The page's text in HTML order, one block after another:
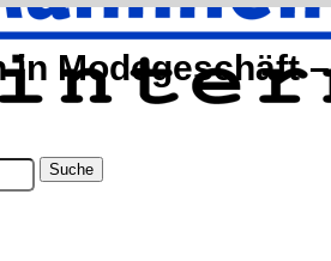
Modegeschäft